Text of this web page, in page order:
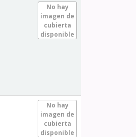
No hay
imagen de
cubierta
disponible
No hay
imagen de
cubierta
disponible